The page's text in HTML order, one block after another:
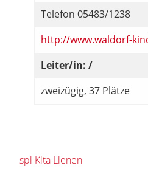
Telefon 05483/1238
http://www.waldorf-
Leiter/in: /
zweizügig, 37 Plätze
spi Kita Lienen